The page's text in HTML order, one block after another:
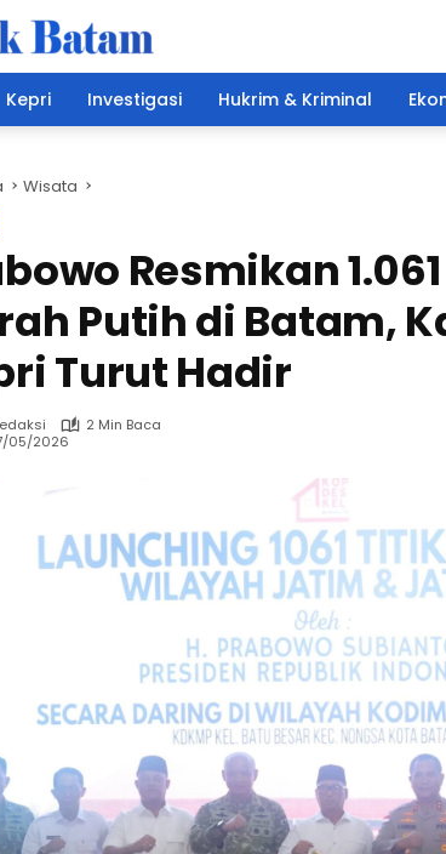
Kepri Investigasi Hukrim & Kriminal
Wisata
Resmikan
Putih di Batam,
Turut Hadir
2 Min Baca
05/2026